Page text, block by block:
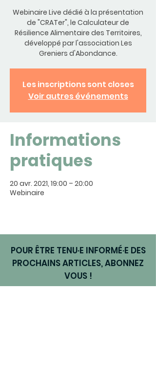
Webinaire Live dédié à la présentation
de "CRATer", le Calculateur de
Résilience Alimentaire des Territoires,
développé par l'association Les
Greniers d'Abondance.
Les inscriptions sont closes
Voir autres événements
Informations
pratiques
20 avr. 2021, 19:00 – 20:00
Webinaire
POUR ÊTRE TENU·E INFORMÉ·E DES
PROCHAINS ARTICLES, ABONNEZ
VOUS !